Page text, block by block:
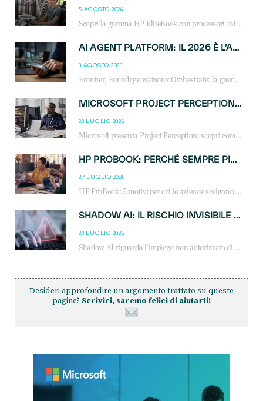
5 AGOSTO 2026
Scopri la gamma HP EliteBook con processori Intel® Core™ Ultra e AMD Ryzen™ AI. Notebook business progettati per aumentare la produttività, migliorare la collaborazione e garantire sicurezza avanzata in ufficio e in mobilità.
AI AGENT PLATFORM: IL 2026 È L’ANNO DEL «SISTEMA OPERATIVO» PER GLI AGENTI AZIENDALI
3 AGOSTO 2026
Frontier, Foundry e watsonx Orchestrate: la guerra delle piattaforme AI agent ridisegna il mercato IT. Cosa cambia per reseller, MSP e system integrator.
MICROSOFT PROJECT PERCEPTION: COME GLI AGENTI AI CAMBIERANNO SOC, CYBERSECURITY E SERVIZI MSP
29 LUGLIO 2026
Microsoft presenta Project Perception: scopri come gli agenti AI possono trasformare cybersecurity, SOC e servizi gestiti degli MSP.
HP PROBOOK: PERCHÉ SEMPRE PIÙ AZIENDE SCELGONO NOTEBOOK PROGETTATI PER IL LAVORO MODERNO
27 LUGLIO 2026
HP ProBook: 5 motivi per cui le aziende scelgono i notebook business HP per migliorare produttività, sicurezza e gestione dell’AI.
SHADOW AI: IL RISCHIO INVISIBILE CHE LE AZIENDE POSSONO GOVERNARE
23 LUGLIO 2026
Shadow AI riguardo l’impiego non autorizzato di sistemi AI all’interno dell’azienda. E’ una pratica che si diffonde a partire dai dipendenti fino ai dirigenti e mette a repentaglio la cybersecurity, con costi più elevati per le organizzazioni. Due recenti report illustrano il fenomeno e forniscono dati in merito
Desideri approfondire un argomento trattato su queste
pagine? Scrivici, saremo felici di aiutarti!